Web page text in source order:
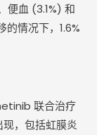
便血 (3.1%) 和
情况下， 1.6%
联合治疗
，包括虹膜炎